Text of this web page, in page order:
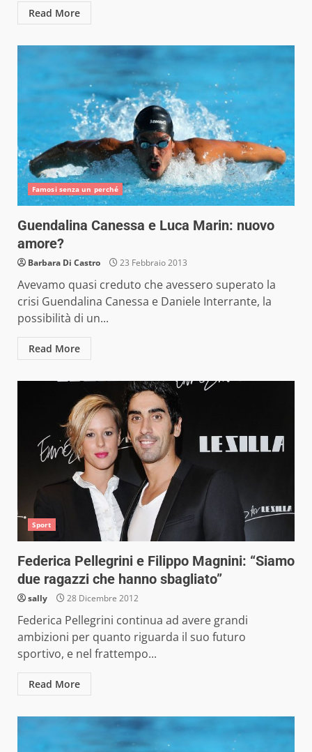
Read More
Famosi senza un perché
Guendalina Canessa e Luca Marin: nuovo
amore?
Barbara Di Castro 23 Febbraio 2013
Avevamo quasi creduto che avessero superato la
crisi Guendalina Canessa e Daniele Interrante, la
possibilità di un...
Read More
Sport
Federica Pellegrini e Filippo Magnini: “Siamo
due ragazzi che hanno sbagliato”
sally 28 Dicembre 2012
Federica Pellegrini continua ad avere grandi
ambizioni per quanto riguarda il suo futuro
sportivo, e nel frattempo...
Read More